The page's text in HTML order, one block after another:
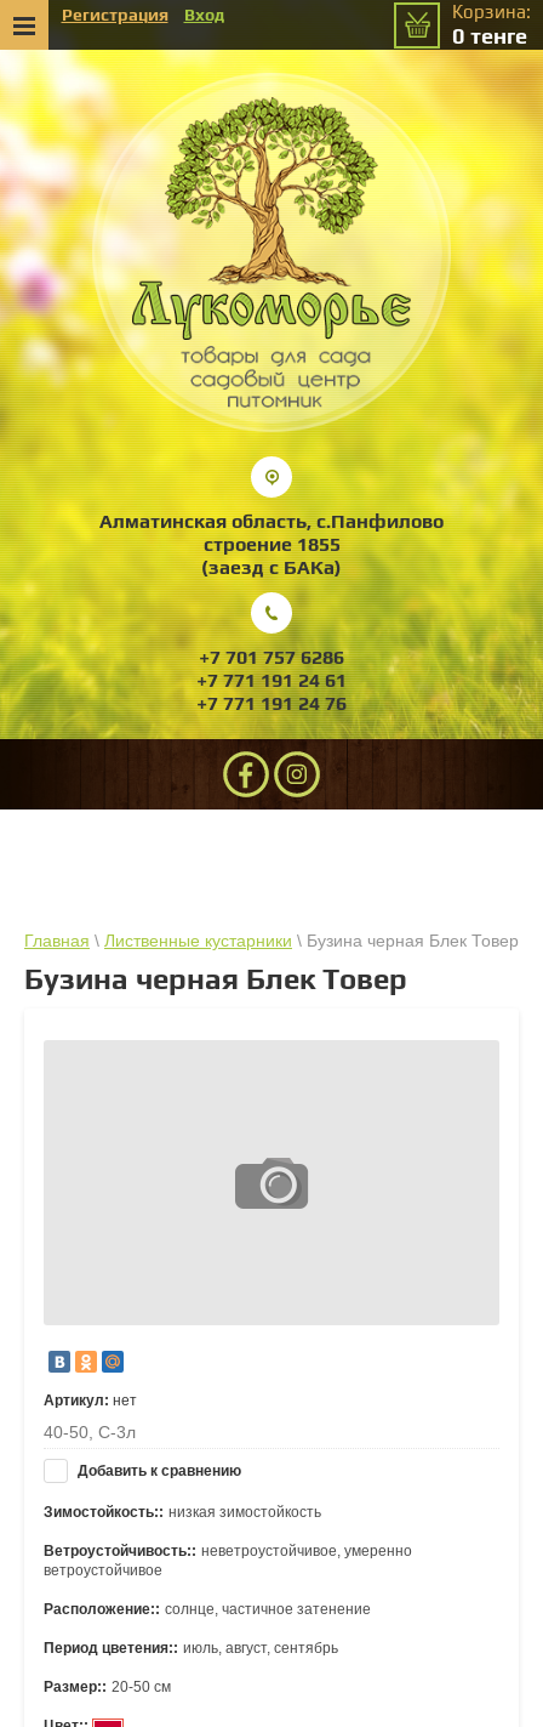
Корзина:
0 тенге
Регистрация Вход
Алматинская область, с.Панфилово
строение 1855
(заезд с БАКа)
+7 701 757 6286
+7 771 191 24 61
+7 771 191 24 76
Главная \ Лиственные кустарники \ Бузина черная Блек Товер
Бузина черная Блек Товер
Артикул: нет
40-50, С-3л
Добавить к сравнению
Зимостойкость:: низкая зимостойкость
Ветроустойчивость:: неветроустойчивое, умеренно
ветроустойчивое
Расположение:: солнце, частичное затенение
Период цветения:: июль, август, сентябрь
Размер:: 20-50 см